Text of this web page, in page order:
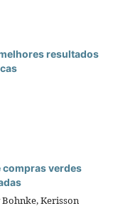
resultados
compras verdes
Kerisson